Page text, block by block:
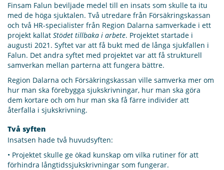
Finsam Falun beviljade medel till en insats som skulle ta itu
med de höga sjuktalen. Två utredare från Försäkringskassan
och två HR-specialister från Region Dalarna samverkade i ett
projekt kallat Stödet tillbaka i arbete. Projektet startade i
augusti 2021. Syftet var att få bukt med de långa sjukfallen i
Falun. Det andra syftet med projektet var att få strukturell
samverkan mellan parterna att fungera bättre.
Region Dalarna och Försäkringskassan ville samverka mer om
hur man ska förebygga sjukskrivningar, hur man ska göra
dem kortare och om hur man ska få färre individer att
återfalla i sjukskrivning.
Två syften
Insatsen hade två huvudsyften:
• Projektet skulle ge ökad kunskap om vilka rutiner för att
förhindra långtidssjukskrivningar som fungerar.